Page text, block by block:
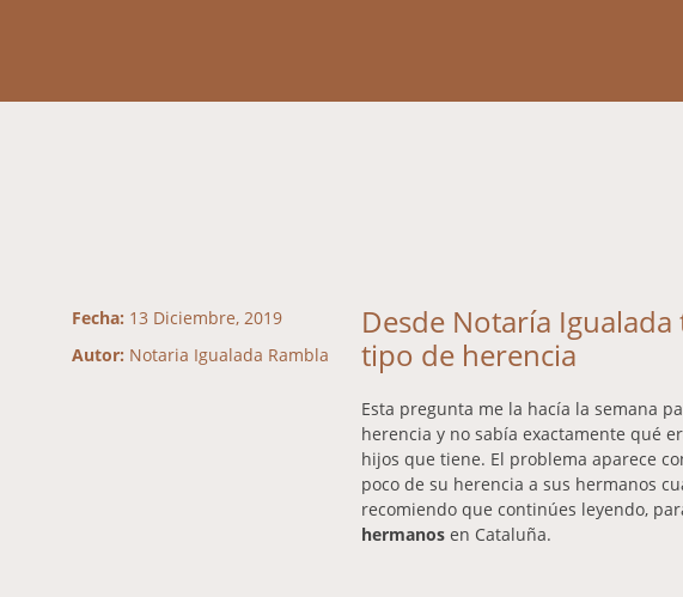
Fecha: 13 Diciembre, 2019
Autor: Notaria Igualada Rambla
Desde Notaría
tipo de herencia
Esta pregunta me la hacía la semana
herencia y no sabía exactamente qué
hijos que tiene. El problema aparece
poco de su herencia a sus hermanos
recomiendo que continúes leyendo,
hermanos en Cataluña.